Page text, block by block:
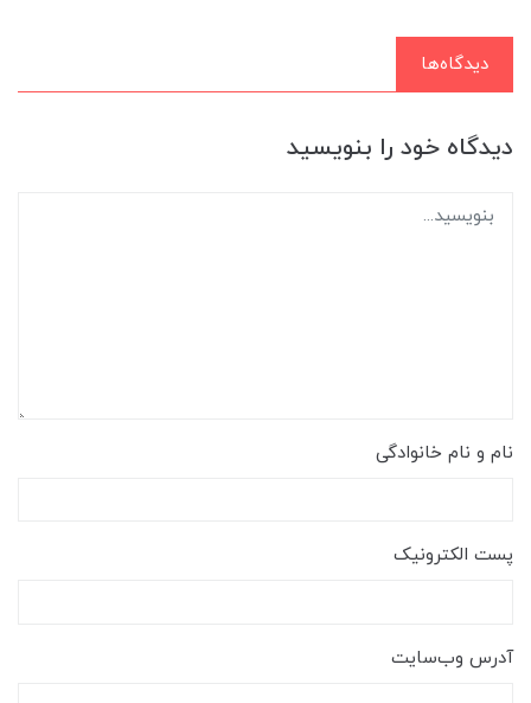
دیدگاه‌ها
دیدگاه خود را بنویسید
نام و نام خانوادگی
پست الکترونیک
آدرس وب‌سایت